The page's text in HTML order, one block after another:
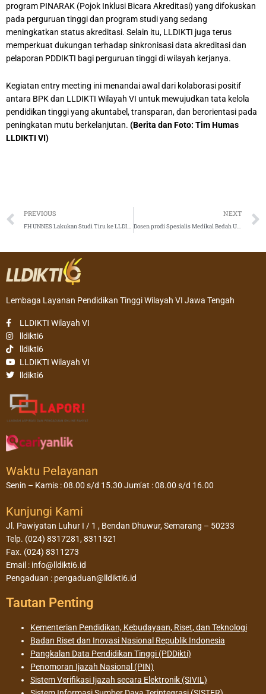
program PINARAK (Pojok Inklusi Bicara Akreditasi) yang difokuskan
pada perguruan tinggi dan program studi yang sedang
meningkatkan status akreditasi. Selain itu, LLDIKTI juga terus
memperkuat dukungan terhadap sinkronisasi data akreditasi dan
pelaporan PDDIKTI bagi perguruan tinggi di wilayah kerjanya.
Kegiatan entry meeting ini menandai awal dari kolaborasi positif
antara BPK dan LLDIKTI Wilayah VI untuk mewujudkan tata kelola
pendidikan tinggi yang akuntabel, transparan, dan berorientasi pada
peningkatan mutu berkelanjutan. (Berita dan Foto: Tim Humas
LLDIKTI VI)
Prev
PREVIOUS
FH UNNES Lakukan Studi Tiru ke LLDIKTI Wilayah VI: Perkuat Kinerja Pelayanan Publik
NEXT
Dosen prodi Spesialis Medikal Bedah UNIMUS Semarang Raih Juara Harapan II Lomba Artikel Ilmiah Nasional, Usung Gagasan Keperawatan Inovatif Berbasis Bukti
Lembaga Layanan Pendidikan Tinggi Wilayah VI Jawa Tengah
LLDIKTI Wilayah VI
lldikti6
lldikti6
LLDIKTI Wilayah VI
lldikti6
Waktu Pelayanan
Senin – Kamis : 08.00 s/d 15.30 Jum’at : 08.00 s/d 16.00
Kunjungi Kami
Jl. Pawiyatan Luhur I / 1 , Bendan Dhuwur, Semarang – 50233
Telp. (024) 8317281, 8311521
Fax. (024) 8311273
Email : info@lldikti6.id
Pengaduan : pengaduan@lldikti6.id
Tautan Penting
Kementerian Pendidikan, Kebudayaan, Riset, dan Teknologi
Badan Riset dan Inovasi Nasional Republik Indonesia
Pangkalan Data Pendidikan Tinggi (PDDikti)
Penomoran Ijazah Nasional (PIN)
Sistem Verifikasi Ijazah secara Elektronik (SIVIL)